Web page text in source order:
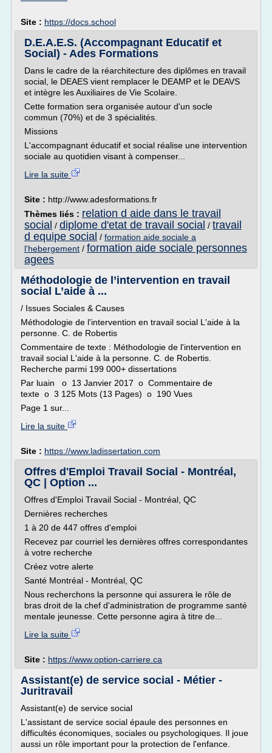
Site : https://docs.school
D.E.A.E.S. (Accompagnant Educatif et
Social) - Ades Formations
Dans le cadre de la réarchitecture des diplômes en travail
social, le DEAES vient remplacer le DEAMP et le DEAVS
et intègre les Auxiliaires de Vie Scolaire.
Cette formation sera organisée autour d'un socle
commun (70%) et de 3 spécialités.
Missions
L'accompagnant éducatif et social réalise une intervention
sociale au quotidien visant à compenser...
Lire la suite
Site : http://www.adesformations.fr
Thèmes liés : relation d aide dans le travail
social / diplome d'etat de travail social / travail
d equipe social / formation aide sociale a
l'hebergement / formation aide sociale personnes
agees
Méthodologie de l’intervention en travail
social L’aide à ...
/ Issues Sociales & Causes
Méthodologie de l'intervention en travail social L'aide à la
personne. C. de Robertis
Commentaire de texte : Méthodologie de l'intervention en
travail social L'aide à la personne. C. de Robertis.
Recherche parmi 199 000+ dissertations
Par luain o 13 Janvier 2017 o Commentaire de
texte o 3 125 Mots (13 Pages) o 190 Vues
Page 1 sur...
Lire la suite
Site : https://www.ladissertation.com
Offres d'Emploi Travail Social - Montréal,
QC | Option ...
Offres d'Emploi Travail Social - Montréal, QC
Dernières recherches
1 à 20 de 447 offres d'emploi
Recevez par courriel les dernières offres correspondantes
à votre recherche
Créez votre alerte
Santé Montréal - Montréal, QC
Nous recherchons la personne qui assurera le rôle de
bras droit de la chef d'administration de programme santé
mentale jeunesse. Cette personne agira à titre de...
Lire la suite
Site : https://www.option-carriere.ca
Assistant(e) de service social - Métier -
Juritravail
Assistant(e) de service social
L'assistant de service social épaule des personnes en
difficultés économiques, sociales ou psychologiques. Il joue
aussi un rôle important pour la protection de l'enfance.